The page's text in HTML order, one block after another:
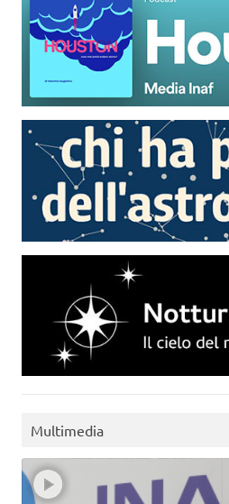
Multimedia